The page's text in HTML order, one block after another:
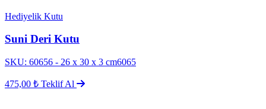
Hediyelik Kutu
Suni Deri Kutu
SKU: 60656 - 26 x 30 x 3 cm6065
475,00 ₺ Teklif Al